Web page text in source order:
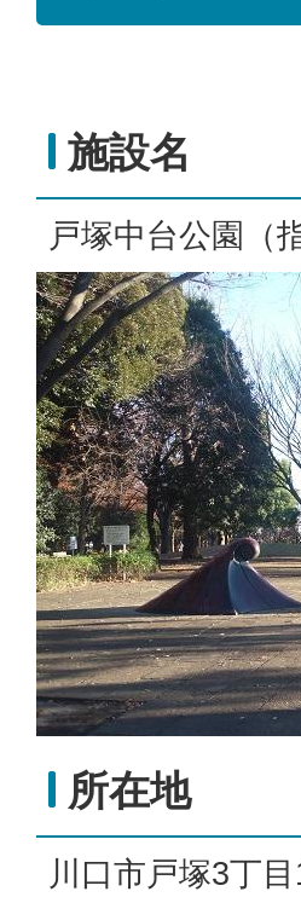
施設名
戸塚中台公園（
所在地
川口市戸塚3丁